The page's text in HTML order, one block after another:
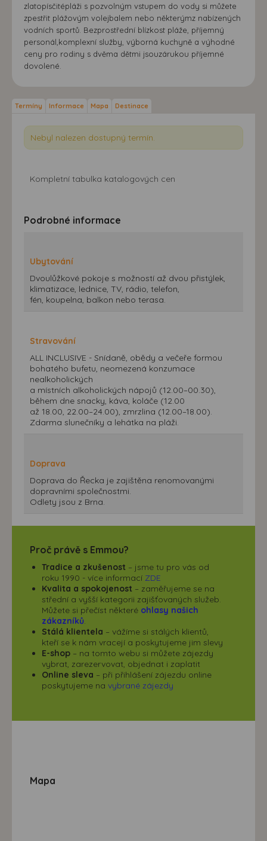
zlatopísčitépláži s pozvolným vstupem do vody si můžete
zpestřit plážovým volejbalem nebo některýmz nabízených
vodních sportů. Bezprostřední blízkost pláže, příjemný
personál,komplexní služby, výborná kuchyně a výhodné
ceny pro rodiny s dvěma dětmi jsouzárukou příjemné
dovolené.
Termíny Informace Mapa Destinace
Nebyl nalezen dostupný termín.
Kompletní tabulka katalogových cen
Podrobné informace
Ubytování
Dvoulůžkové pokoje s možností až dvou přistýlek,
klimatizace, lednice, TV, rádio, telefon,
fén, koupelna, balkon nebo terasa.
Stravování
ALL INCLUSIVE - Snídaně, obědy a večeře formou
bohatého bufetu, neomezená konzumace
nealkoholických
a místních alkoholických nápojů (12.00–00.30),
během dne snacky, káva, koláče (12.00
až 18.00, 22.00–24.00), zmrzlina (12.00–18.00).
Zdarma slunečníky a lehátka na pláži.
Doprava
Doprava do Řecka je zajištěna renomovanými
dopravními společnostmi.
Odlety jsou z Brna.
Proč právě s Emmou?
Tradice a zkušenost – jsme tu pro vás od
roku 1990 - více informací ZDE
Kvalita a spokojenost – zaměřujeme se na
střední a vyšší kategorii zajišťovaných služeb.
Můžete si přečíst některé ohlasy našich
zákazníků.
Stálá klientela – vážíme si stálých klientů,
kteří se k nám vracejí a poskytujeme jim slevy
E-shop – na tomto webu si můžete zájezdy
vybrat, zarezervovat, objednat i zaplatit
Online sleva – při přihlášení zájezdu online
poskytujeme na vybrané zájezdy
Mapa